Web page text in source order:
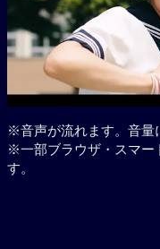
※音声が流れます。音量
※一部ブラウザ・スマー
す。